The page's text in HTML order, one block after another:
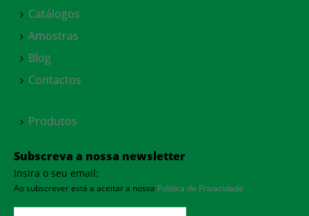
Catálogos
Amostras
Blog
Contactos
Produtos
Subscreva a nossa newsletter
Insira o seu email:
Ao subscrever está a aceitar a nossa Política de Privacidade